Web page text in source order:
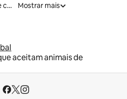
Aluguel por temporada de casas de hóspedes
Mostrar mais
aceitam animais de